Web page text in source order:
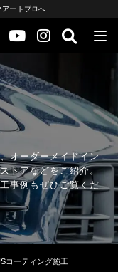
アートプロへ
オーダーメイドイン
トアなどをご紹介。
事例もぜひご覧くだ
コーティング施工